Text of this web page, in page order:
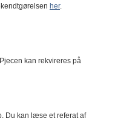
her.
kan rekvireres på
Du kan læse et referat af